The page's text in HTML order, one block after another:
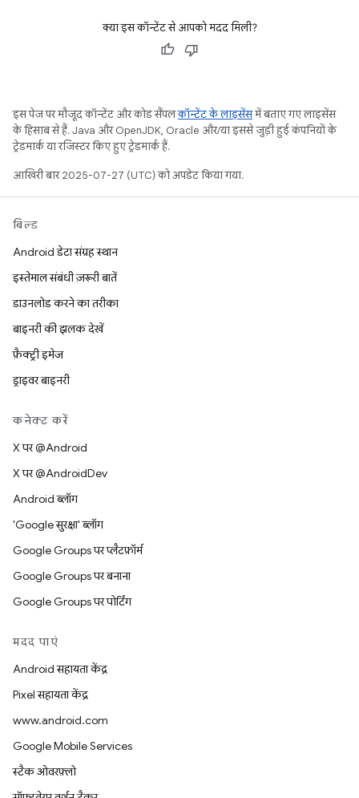
क्या इस कॉन्टेंट से आपको मदद मिली?
इस पेज पर मौजूद कॉन्टेंट और कोड सैंपलकॉन्टेंट के लाइसेंसमें बताए गए लाइसेंस
के हिसाब से हैं. Java और OpenJDK, Oracle और/या इससे जुड़ी हुई कंपनियों के
ट्रेडमार्क या रजिस्टर किए हुए ट्रेडमार्क हैं.
आखिरी बार 2025-07-27 (UTC) को अपडेट किया गया.
बिल्ड
Android डेटा संग्रह स्थान
इस्तेमाल संबंधी ज़रूरी बातें
डाउनलोड करने का तरीका
बाइनरी की झलक देखें
फ़ैक्ट्री इमेज
ड्राइवर बाइनरी
कनेक्ट करें
X पर @Android
X पर @AndroidDev
Android ब्लॉग
'Google सुरक्षा' ब्लॉग
Google Groups पर प्लैटफ़ॉर्म
Google Groups पर बनाना
Google Groups पर पोर्टिंग
मदद पाएं
Android सहायता केंद्र
Pixel सहायता केंद्र
www.android.com
Google Mobile Services
स्टैक ओवरफ़्लो